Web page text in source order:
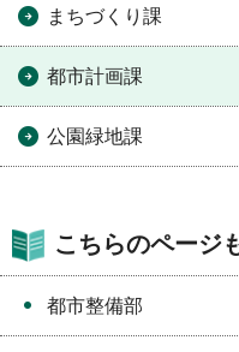
まちづくり課
都市計画課
公園緑地課
こちらのページ
都市整備部